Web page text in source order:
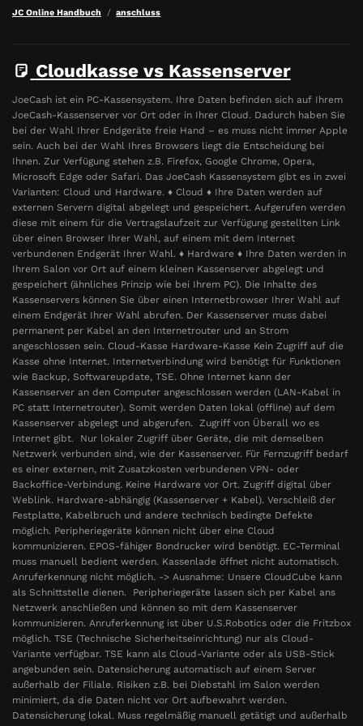
JC Online Handbuch anschluss
Cloudkasse vs Kassenserver
JoeCash ist ein PC-Kassensystem. Ihre Daten befinden sich auf Ihrem
JoeCash-Kassenserver vor Ort oder in Ihrer Cloud. Dadurch haben Sie
bei der Wahl Ihrer Endgeräte freie Hand – es muss nicht immer Apple
sein. Auch bei der Wahl Ihres Browsers liegt die Entscheidung bei
Ihnen. Zur Verfügung stehen z.B. Firefox, Google Chrome, Opera,
Microsoft Edge oder Safari. Das JoeCash Kassensystem gibt es in zwei
Varianten: Cloud und Hardware. ♦ Cloud ♦ Ihre Daten werden auf
externen Servern digital abgelegt und gespeichert. Aufgerufen werden
diese mit einem für die Vertragslaufzeit zur Verfügung gestellten Link
über einen Browser Ihrer Wahl, auf einem mit dem Internet
verbundenen Endgerät Ihrer Wahl. ♦ Hardware ♦ Ihre Daten werden in
Ihrem Salon vor Ort auf einem kleinen Kassenserver abgelegt und
gespeichert (ähnliches Prinzip wie bei Ihrem PC). Die Inhalte des
Kassenservers können Sie über einen Internetbrowser Ihrer Wahl auf
einem Endgerät Ihrer Wahl abrufen. Der Kassenserver muss dabei
permanent per Kabel an den Internetrouter und an Strom
angeschlossen sein. Cloud-Kasse Hardware-Kasse Kein Zugriff auf die
Kasse ohne Internet. Internetverbindung wird benötigt für Funktionen
wie Backup, Softwareupdate, TSE. Ohne Internet kann der
Kassenserver an den Computer angeschlossen werden (LAN-Kabel in
PC statt Internetrouter). Somit werden Daten lokal (offline) auf dem
Kassenserver abgelegt und abgerufen. Zugriff von Überall wo es
Internet gibt. Nur lokaler Zugriff über Geräte, die mit demselben
Netzwerk verbunden sind, wie der Kassenserver. Für Fernzugriff bedarf
es einer externen, mit Zusatzkosten verbundenen VPN- oder
Backoffice-Verbindung. Keine Hardware vor Ort. Zugriff digital über
Weblink. Hardware-abhängig (Kassenserver + Kabel). Verschleiß der
Festplatte, Kabelbruch und andere technisch bedingte Defekte
möglich. Peripheriegeräte können nicht über eine Cloud
kommunizieren. EPOS-fähiger Bondrucker wird benötigt. EC-Terminal
muss manuell bedient werden. Kassenlade öffnet nicht automatisch.
Anruferkennung nicht möglich. -> Ausnahme: Unsere CloudCube kann
als Schnittstelle dienen. Peripheriegeräte lassen sich per Kabel ans
Netzwerk anschließen und können so mit dem Kassenserver
kommunizieren. Anruferkennung ist über U.S.Robotics oder die Fritzbox
möglich. TSE (Technische Sicherheitseinrichtung) nur als Cloud-
Variante verfügbar. TSE kann als Cloud-Variante oder als USB-Stick
angebunden sein. Datensicherung automatisch auf einem Server
außerhalb der Filiale. Risiken z.B. bei Diebstahl im Salon werden
minimiert, da die Daten nicht vor Ort aufbewahrt werden.
Datensicherung lokal. Muss regelmäßig manuell getätigt und außerhalb